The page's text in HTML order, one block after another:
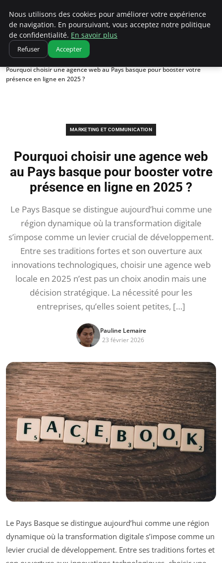
Ultimatefs
Accueil
Marketing et communication
Pourquoi choisir une agence web au Pays basque pour booster votre
présence en ligne en 2025 ?
MARKETING ET COMMUNICATION
Pourquoi choisir une agence web
au Pays basque pour booster votre
présence en ligne en 2025 ?
Le Pays Basque se distingue aujourd’hui comme une
région dynamique où la transformation digitale
s’impose comme un levier crucial de développement.
Entre ses traditions fortes et son ouverture aux
innovations technologiques, choisir une agence web
locale en 2025 n’est pas un choix anodin mais une
décision stratégique. La nécessité pour les
entreprises, qu’elles soient petites, […]
Pauline Lemaire
23 février 2026
Le Pays Basque se distingue aujourd’hui comme une région
dynamique où la transformation digitale s’impose comme un
levier crucial de développement. Entre ses traditions fortes et
Nous utilisons des cookies pour améliorer votre expérience
de navigation. En poursuivant, vous acceptez notre politique
de confidentialité. En savoir plus
Refuser Accepter